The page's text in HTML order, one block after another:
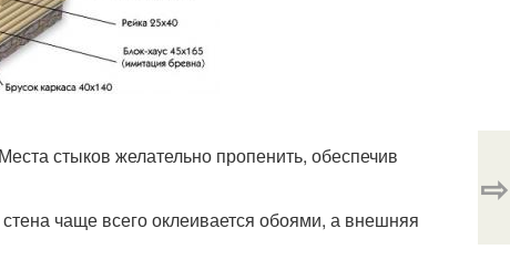
стыков желательно пропенить, обеспечив
чаще всего оклеивается обоями, а внешняя
⇨